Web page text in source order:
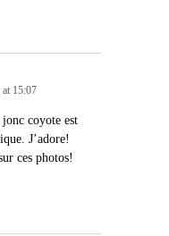
15:07
coyote est
J’adore!
ces photos!